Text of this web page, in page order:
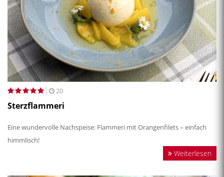
20
Sterzflammeri
Eine wundervolle Nachspeise: Flammeri mit Orangenfilets – einfach
himmlisch!
Weiterlesen